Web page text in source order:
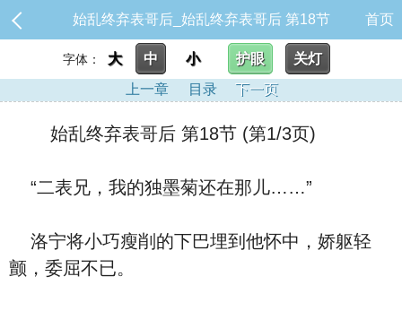
始乱终弃表哥后_始乱终弃表哥后 第18节 首页
字体： 大 中 小 护眼
关灯
上一章
目录 下一页
始乱终弃表哥后 第18节 (第1/3页)
“二表兄，我的独墨菊还在那儿……”
洛宁将小巧瘦削的下巴埋到他怀中，娇躯轻
颤，委屈不已。